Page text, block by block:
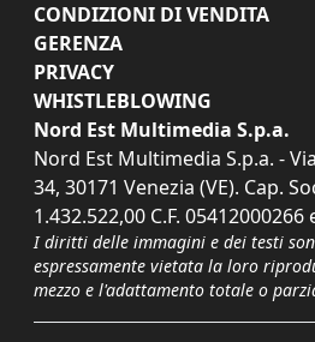
CONDIZIONI DI VENDITA
GERENZA
PRIVACY
WHISTLEBLOWING
Nord Est Multimedia S.p.a.
Nord Est Multimedia S.p.a. -
34, 30171 Venezia (VE). Cap.
1.432.522,00 C.F. 05412000266
I diritti delle immagini e dei testi
espressamente vietata la loro
mezzo e l'adattamento totale o